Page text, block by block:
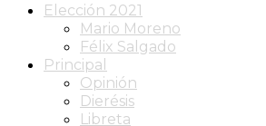
Elección 2021
Mario Moreno
Félix Salgado
Principal
Opinión
Dierésis
Libreta